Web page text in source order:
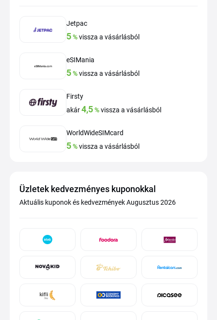
Jetpac
5%vissza a vásárlásból
eSIMania
5%vissza a vásárlásból
Firsty
akár4,5%vissza a vásárlásból
WorldWideSIMcard
5%vissza a vásárlásból
Üzletek kedvezményes kuponokkal
Aktuális kuponok és kedvezmények Augusztus 2026